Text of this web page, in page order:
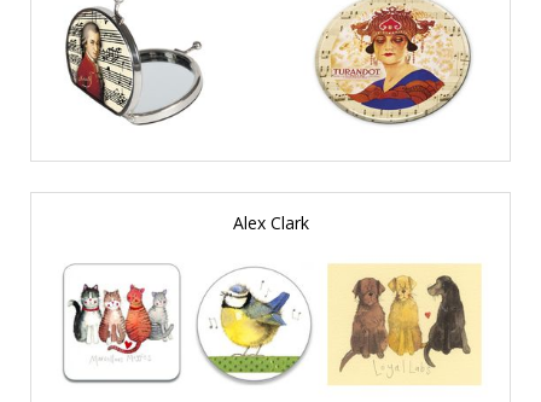
Alex Clark